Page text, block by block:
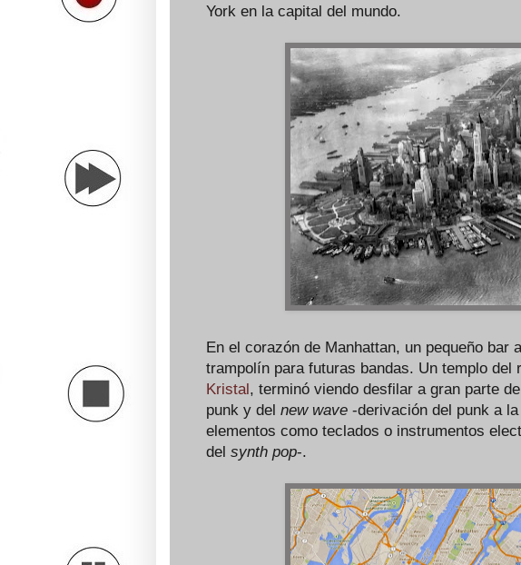
York en la capital del mundo.
En el corazón de Manhattan, un pequeño bar
trampolín para futuras bandas. Un templo del
Kristal, terminó viendo desfilar a gran parte
punk y del new wave -derivación del punk a
elementos como teclados o instrumentos
del synth pop-.